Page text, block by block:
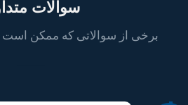
سوالات
برخی از سوالاتی که ممکن است در